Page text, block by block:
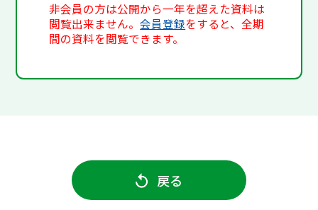
非会員の方は公開から一年を超えた資料は
閲覧出来ません。会員登録をすると、全期
間の資料を閲覧できます。
戻る